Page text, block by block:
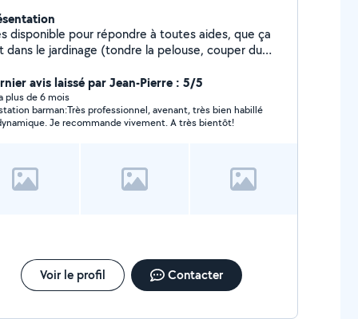
disponible pour répondre à toutes aides, que ça
dans le jardinage (tondre la pelouse, couper du
(monter une étagère,...) ou pour aider à
emménager, n'hésitez pas à me
avis laissé par Jean-Pierre : 5/5
plus de 6 mois
barman:Très professionnel, avenant, très bien habillé
Je recommande vivement. A très bientôt!
Voir le profil Contacter